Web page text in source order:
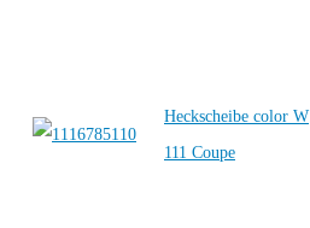
Heckscheibe color W
111 Coupe